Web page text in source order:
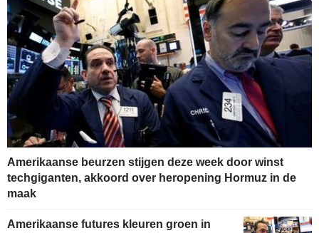
Amerikaanse beurzen stijgen deze week door winst
techgiganten, akkoord over heropening Hormuz in de
maak
Amerikaanse futures kleuren groen in